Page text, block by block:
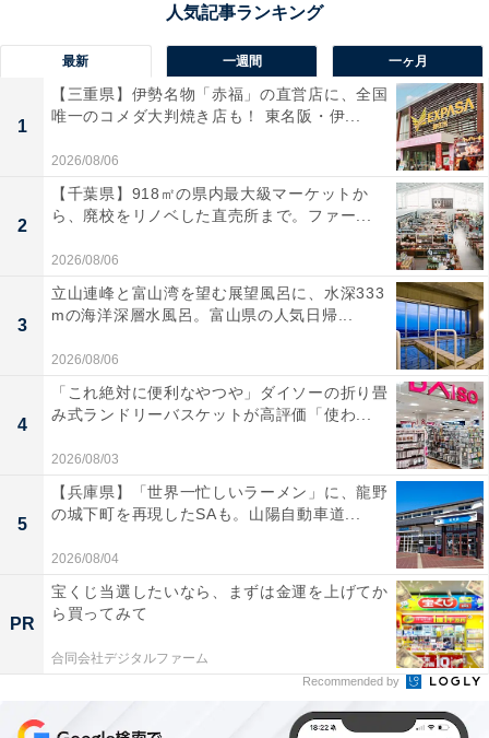
てフィルタリングサービスを提供する義務が課せら
れています。（ 総務省）
契約時にフィルタリング機能を付けても保護者が
解除する？
子どもにスマホを購入する際には、フィルタリングサー
ビスを追加することが義務付けられていますが、実際に
活用している人は多くはないようで……。
最新 一週間 一ヶ月
1
【三重県】伊勢名物「赤福」の直営店に、全国
唯一のコメダ大判焼き店も！ 東名阪・伊...
2026/08/06
2
【千葉県】918㎡の県内最大級マーケットか
ら、廃校をリノベした直売所まで。ファー...
2026/08/06
3
立山連峰と富山湾を望む展望風呂に、水深333
mの海洋深層水風呂。富山県の人気日帰...
2026/08/06
4
「これ絶対に便利なやつや」ダイソーの折り畳
み式ランドリーバスケットが高評価「使わ...
2026/08/03
5
【兵庫県】「世界一忙しいラーメン」に、龍野
の城下町を再現したSAも。山陽自動車道...
2026/08/04
PR
宝くじ当選したいなら、まずは金運を上げてか
ら買ってみて
合同会社デジタルファーム
Recommended by